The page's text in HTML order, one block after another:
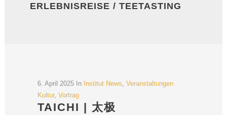
ERLEBNISREISE / TEETASTING
6. April 2025 In Institut News Veranstaltungen
Kultur, Vortrag
TAICHI | 太极